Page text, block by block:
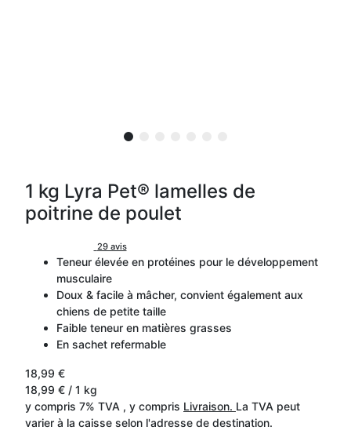
1 kg Lyra Pet® lamelles de
poitrine de poulet
29 avis
Teneur élevée en protéines pour le développement
musculaire
Doux & facile à mâcher, convient également aux
chiens de petite taille
Faible teneur en matières grasses
En sachet refermable
18,99 €
18,99 € / 1 kg
y compris 7% TVA , y compris Livraison. La TVA peut
varier à la caisse selon l'adresse de destination.